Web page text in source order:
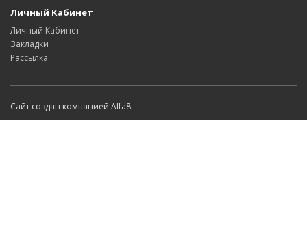
Личный Кабинет
Личный Кабинет
Закладки
Рассылка
Сайт создан компанией Alfa8